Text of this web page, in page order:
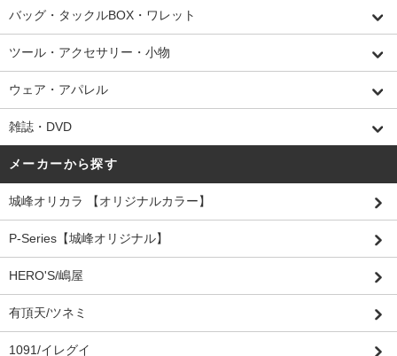
バッグ・タックルBOX・ワレット
ツール・アクセサリー・小物
ウェア・アパレル
雑誌・DVD
メーカーから探す
城峰オリカラ 【オリジナルカラー】
P-Series【城峰オリジナル】
HERO'S/嶋屋
有頂天/ツネミ
1091/イレグイ